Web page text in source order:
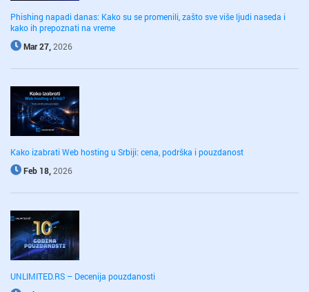
Phishing napadi danas: Kako su se promenili, zašto sve više ljudi naseda i
kako ih prepoznati na vreme
Mar 27,2026
Kako izabrati Web hosting u Srbiji: cena, podrška i pouzdanost
Feb 18,2026
UNLIMITED.RS – Decenija pouzdanosti